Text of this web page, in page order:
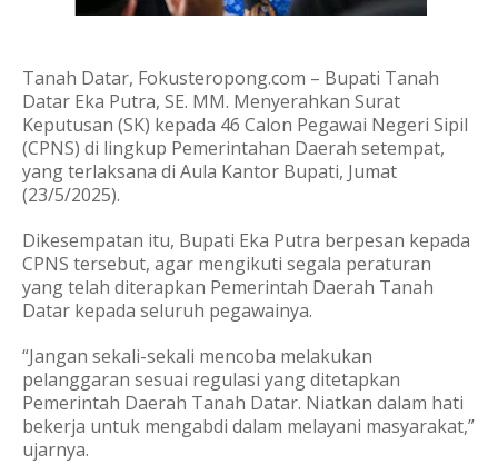
Tanah Datar, Fokusteropong.com – Bupati Tanah
Datar Eka Putra, SE. MM. Menyerahkan Surat
Keputusan (SK) kepada 46 Calon Pegawai Negeri Sipil
(CPNS) di lingkup Pemerintahan Daerah setempat,
yang terlaksana di Aula Kantor Bupati, Jumat
(23/5/2025).
Dikesempatan itu, Bupati Eka Putra berpesan kepada
CPNS tersebut, agar mengikuti segala peraturan
yang telah diterapkan Pemerintah Daerah Tanah
Datar kepada seluruh pegawainya.
“Jangan sekali-sekali mencoba melakukan
pelanggaran sesuai regulasi yang ditetapkan
Pemerintah Daerah Tanah Datar. Niatkan dalam hati
bekerja untuk mengabdi dalam melayani masyarakat,”
ujarnya.